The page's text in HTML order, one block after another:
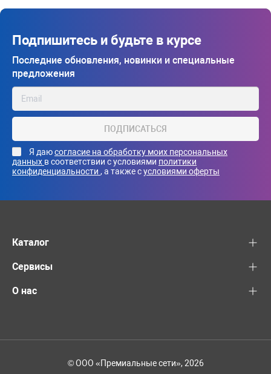
Подпишитесь и будьте в курсе
Последние обновления, новинки и специальные
предложения
ПОДПИСАТЬСЯ
Я даюсогласие на обработку моих персональных
данных в соответствии с условиями политики
конфиденциальности , а также сусловиями оферты
Каталог
Сервисы
О нас
© ООО «Премиальные сети», 2026